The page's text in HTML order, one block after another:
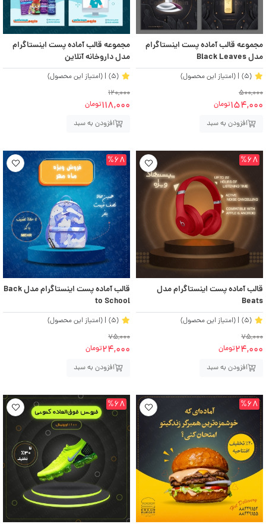
مجموعه قالب آماده پست اینستاگرام
مدل Black Leaves
(5)
| (امتیاز این محصول)
500,000
154,000تومان
افزودن به سبد
مجموعه قالب آماده پست اینستاگرام
مدل داروخانه آنلاین
(5)
| (امتیاز این محصول)
120,000
118,000تومان
افزودن به سبد
%68
قالب آماده پست اینستاگرام مدل
Beats
(5)
| (امتیاز این محصول)
75,000
24,000تومان
افزودن به سبد
%68
قالب آماده پست اینستاگرام مدل Back
to School
(5)
| (امتیاز این محصول)
75,000
24,000تومان
افزودن به سبد
%68
%68